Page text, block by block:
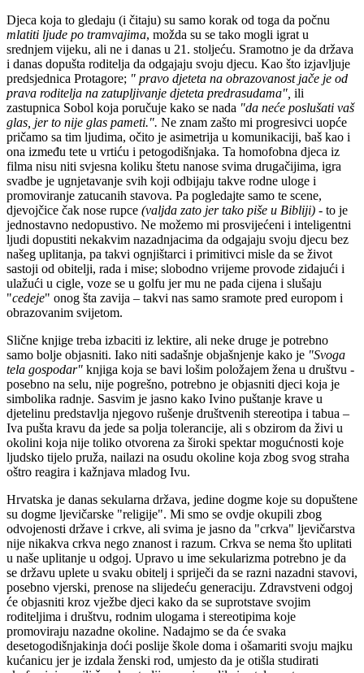
Djeca koja to gledaju (i čitaju) su samo korak od toga da počnu
mlatiti ljude po tramvajima, možda su se tako mogli igrat u
srednjem vijeku, ali ne i danas u 21. stoljeću. Sramotno je da država
i danas dopušta roditelja da odgajaju svoju djecu. Kao što izjavljuje
predsjednica Protagore; " pravo djeteta na obrazovanost jače je od
prava roditelja na zatupljivanje djeteta predrasudama", ili
zastupnica Sobol koja poručuje kako se nada "da neće poslušati vaš
glas, jer to nije glas pameti.". Ne znam zašto mi progresivci uopće
pričamo sa tim ljudima, očito je asimetrija u komunikaciji, baš kao i
ona između tete u vrtiću i petogodišnjaka. Ta homofobna djeca iz
filma nisu niti svjesna koliku štetu nanose svima drugačijima, igra
svadbe je ugnjetavanje svih koji odbijaju takve rodne uloge i
promoviranje zatucanih stavova. Pa pogledajte samo te scene,
djevojčice čak nose rupce (valjda zato jer tako piše u Bibliji) - to je
jednostavno nedopustivo. Ne možemo mi prosvijećeni i inteligentni
ljudi dopustiti nekakvim nazadnjacima da odgajaju svoju djecu bez
našeg uplitanja, pa takvi ognjištarci i primitivci misle da se život
sastoji od obitelji, rada i mise; slobodno vrijeme provode zidajući i
ulažući u cigle, voze se u golfu jer mu ne pada cijena i slušaju
"cedeje" onog šta zavija – takvi nas samo sramote pred europom i
obrazovanim svijetom.
Slične knjige treba izbaciti iz lektire, ali neke druge je potrebno
samo bolje objasniti. Iako niti sadašnje objašnjenje kako je "Svoga
tela gospodar" knjiga koja se bavi lošim položajem žena u društvu -
posebno na selu, nije pogrešno, potrebno je objasniti djeci koja je
simbolika radnje. Sasvim je jasno kako Ivino puštanje krave u
djetelinu predstavlja njegovo rušenje društvenih stereotipa i tabua –
Iva pušta kravu da jede sa polja tolerancije, ali s obzirom da živi u
okolini koja nije toliko otvorena za široki spektar mogućnosti koje
ljudsko tijelo pruža, nailazi na osudu okoline koja zbog svog straha
oštro reagira i kažnjava mladog Ivu.
Hrvatska je danas sekularna država, jedine dogme koje su dopuštene
su dogme ljevičarske "religije". Mi smo se ovdje okupili zbog
odvojenosti države i crkve, ali svima je jasno da "crkva" ljevičarstva
nije nikakva crkva nego znanost i razum. Crkva se nema što uplitati
u naše uplitanje u odgoj. Upravo u ime sekularizma potrebno je da
se državu uplete u svaku obitelj i spriječi da se razni nazadni stavovi,
posebno vjerski, prenose na slijedeću generaciju. Zdravstveni odgoj
će objasniti kroz vježbe djeci kako da se suprotstave svojim
roditeljima i društvu, rodnim ulogama i stereotipima koje
promoviraju nazadne okoline. Nadajmo se da će svaka
desetogodišnjakinja doći poslije škole doma i ošamariti svoju majku
kućanicu jer je izdala ženski rod, umjesto da je otišla studirati